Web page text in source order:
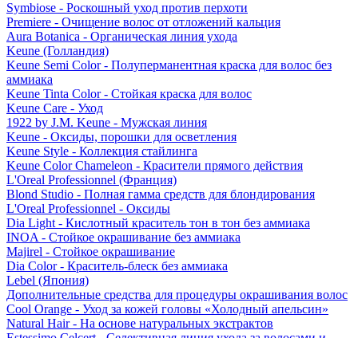
Symbiose - Роскошный уход против перхоти
Premiere - Очищение волос от отложений кальция
Aura Botanica - Органическая линия ухода
Keune (Голландия)
Keune Semi Color - Полуперманентная краска для волос без
аммиака
Keune Tinta Color - Стойкая краска для волос
Keune Care - Уход
1922 by J.M. Keune - Мужская линия
Keune - Оксиды, порошки для осветления
Keune Style - Коллекция стайлинга
Keune Color Chameleon - Красители прямого действия
L'Oreal Professionnel (Франция)
Blond Studio - Полная гамма средств для блондирования
L'Oreal Professionnel - Оксиды
Dia Light - Кислотный краситель тон в тон без аммиака
INOA - Стойкое окрашивание без аммиака
Majirel - Стойкое окрашивание
Dia Color - Краситель-блеск без аммиака
Lebel (Япония)
Дополнительные средства для процедуры окрашивания волос
Cool Orange - Уход за кожей головы «Холодный апельсин»
Natural Hair - На основе натуральных экстрактов